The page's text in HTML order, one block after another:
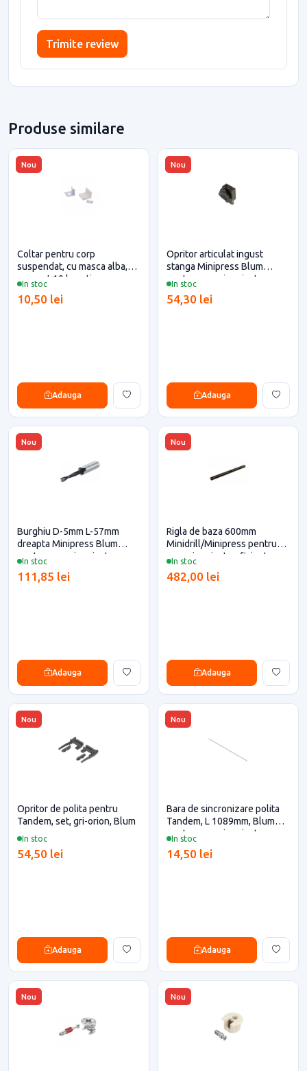
Trimite review
Produse similare
Nou
In stoc
Coltar pentru corp
suspendat, cu masca alba,
eco, set 10 bucati
10,50 lei
Adauga
Nou
In stoc
Opritor articulat ingust
stanga Minipress Blum
pentru casa si proiecte
54,30 lei
Adauga
Nou
In stoc
Burghiu D-5mm L-57mm
dreapta Minipress Blum
pentru casa si proiecte
111,85 lei
Adauga
Nou
In stoc
Rigla de baza 600mm
Minidrill/Minipress pentru
casa si proiecte eficiente
482,00 lei
Adauga
Nou
In stoc
Opritor de polita pentru
Tandem, set, gri-orion, Blum
54,50 lei
Adauga
Nou
In stoc
Bara de sincronizare polita
Tandem, L 1089mm, Blum
pentru casa si proiecte
14,50 lei
Adauga
Nou Nou